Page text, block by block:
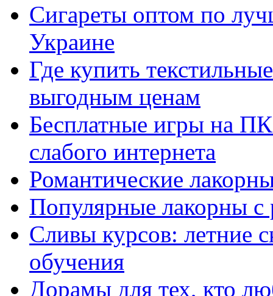
Сигареты оптом по
Украине
Где купить
выгодным ценам
Бесплатные игры на
слабого интернета
Романтические
Популярные лакорны с
Сливы курсов: летние
обучения
Дорамы для тех, кто